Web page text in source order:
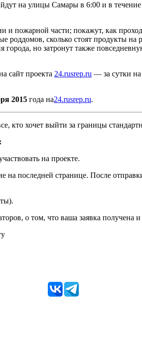
на улицы Самары в 6:00 и в течение
пожарной части; покажут, как
роддомов, сколько стоят продукты
города, но затронут также
сайт проекта 24.rusrep.ru — за сутки на
2015 года на24.rusrep.ru.
хочет выйти за границы
на проекте.
последней странице. После
о том, что ваша заявка получена